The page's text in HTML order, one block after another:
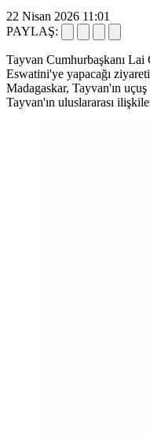
22 Nisan 2026 11:01
PAYLAŞ:
Tayvan Cumhurbaşkanı Lai
Eswatini'ye yapacağı
Madagaskar, Tayvan'ın
Tayvan'ın uluslararası